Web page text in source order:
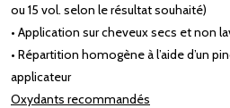
ou 15 vol. selon le résultat souhaité)
• Application sur cheveux secs et non
• Répartition homogène à l’aide d’un
applicateur
Oxydants recommandés